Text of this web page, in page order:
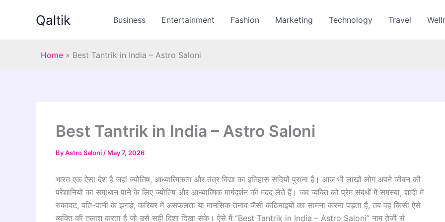
Qaltik Business Entertainment Fashion Marketing Technology Travel
Home » Best Tantrik in India – Astro Saloni
Best Tantrik in India – Astro Saloni
ByAstro Saloni / May 7, 2026
भारत एक ऐसा देश है जहां ज्योतिष, आध्यात्मिकता और तंत्र विद्या का इतिहास सदियों पुराना है। आज भी लाखों लोग अपने जीवन की
परेशानियों का समाधान पाने के लिए ज्योतिष और आध्यात्मिक मार्गदर्शन की मदद लेते हैं। जब व्यक्ति को प्रेम संबंधों में समस्या, शादी में
रुकावट, पति-पत्नी के झगड़े, करियर में असफलता या मानसिक तनाव जैसी कठिनाइयों का सामना करना पड़ता है, तब वह किसी ऐसे
व्यक्ति की तलाश करता है जो उसे सही दिशा दिखा सके। ऐसे में “Best Tantrik in India – Astro Saloni” नाम तेजी से